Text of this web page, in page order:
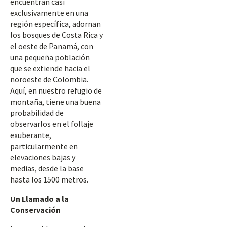
exclusivamente en una
región específica, adornan
los bosques de Costa Rica y
el oeste de Panamá, con
una pequeña población
que se extiende hacia el
noroeste de Colombia.
Aquí, en nuestro refugio de
montaña, tiene una buena
probabilidad de
observarlos en el follaje
exuberante,
particularmente en
elevaciones bajas y
medias, desde la base
hasta los 1500 metros.
Un Llamado a la
Conservación